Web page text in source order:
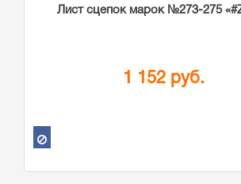
Лист сцепок марок №273-275
1 152 руб.